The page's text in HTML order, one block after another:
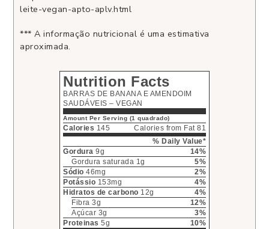
leite-vegan-apto-aplv.html
*** A informação nutricional é uma estimativa
aproximada.
Nutrition Facts
BARRAS DE BANANA E AMENDOIM
SAUDÁVEIS – VEGAN
Amount Per Serving (1 quadrado)
Calories 145
Calories from Fat 81
% Daily Value*
Gordura 9g
14%
Gordura saturada 1g
5%
Sódio 46mg
2%
Potássio 153mg
4%
Hidratos de carbono 12g
4%
Fibra 3g
12%
Açúcar 3g
3%
Proteinas 5g
10%